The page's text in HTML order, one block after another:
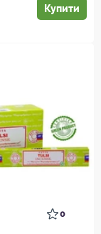
Купити
0